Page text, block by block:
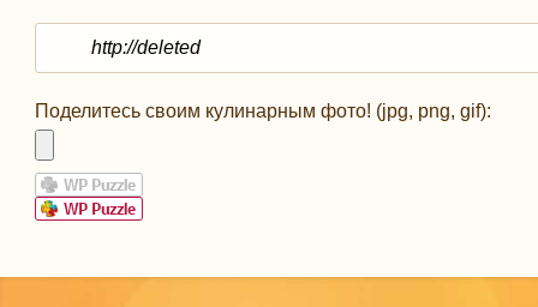
Поделитесь своим кулинарным фото! (jpg, png, gif):